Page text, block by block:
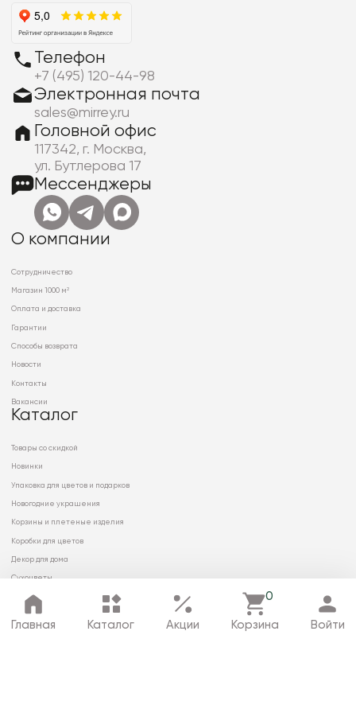
Главная Каталог Акции
0
Корзина Войти
Телефон
+7 (495) 120-44-98
Электронная почта
sales@mirrey.ru
Головной офис
117342, г. Москва,
ул. Бутлерова 17
Мессенджеры
О компании
Сотрудничество
Магазин 1000 м²
Оплата и доставка
Гарантии
Способы возврата
Новости
Контакты
Вакансии
Каталог
Товары со скидкой
Новинки
Упаковка для цветов и подарков
Новогодние украшения
Корзины и плетеные изделия
Коробки для цветов
Декор для дома
Сухоцветы
© 2026 ООО «МИРРЭЙ»